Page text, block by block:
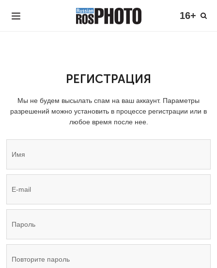
16+
РЕГИСТРАЦИЯ
Мы не будем высылать спам на ваш аккаунт. Параметры
разрешений можно установить в процессе регистрации или в
любое время после нее.